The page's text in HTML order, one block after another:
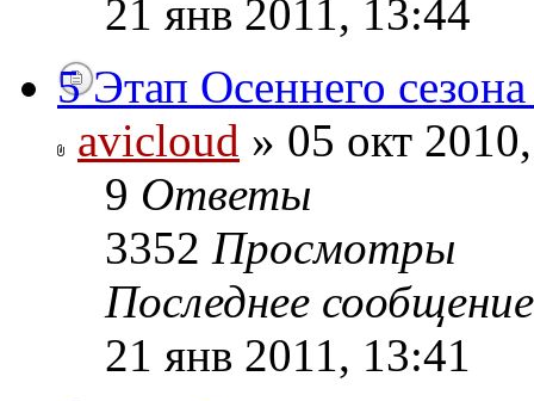
21 янв 2011, 13:44
5 Этап Осеннего
avicloud » 05 окт
9 Ответы
3352 Просмотры
Последнее
21 янв 2011, 13:41